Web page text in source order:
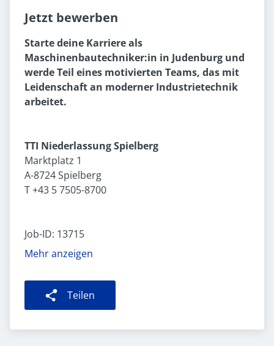
Jetzt bewerben
Starte deine Karriere als
Maschinenbautechniker:in in Judenburg und
werde Teil eines motivierten Teams, das mit
Leidenschaft an moderner Industrietechnik
arbeitet.
TTI Niederlassung Spielberg
Marktplatz 1
A-8724 Spielberg
T +43 5 7505-8700
Job-ID: 13715
Mehr anzeigen
Teilen